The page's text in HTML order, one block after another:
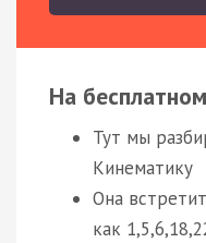
На
Тут мы
Кинематику
Она
как